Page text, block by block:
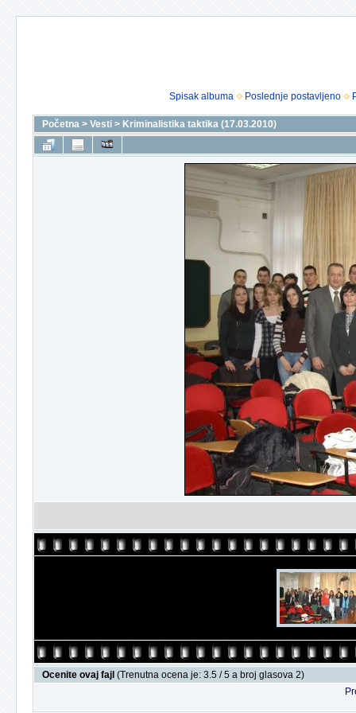
Spisak albuma Poslednje postavljeno
Početna > Vesti > Kriminalistika taktika (17.03.2010)
Ocenite ovaj fajl (Trenutna ocena je: 3.5 / 5 a broj glasova 2)